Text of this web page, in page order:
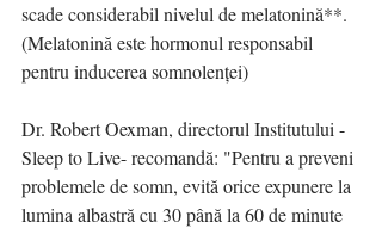
scade considerabil nivelul de melatonină**.
(Melatonină este hormonul responsabil
pentru inducerea somnolenței)
Dr. Robert Oexman, directorul Institutului -
Sleep to Live- recomandă: "Pentru a preveni
problemele de somn, evită orice expunere la
lumina albastră cu 30 până la 60 de minute